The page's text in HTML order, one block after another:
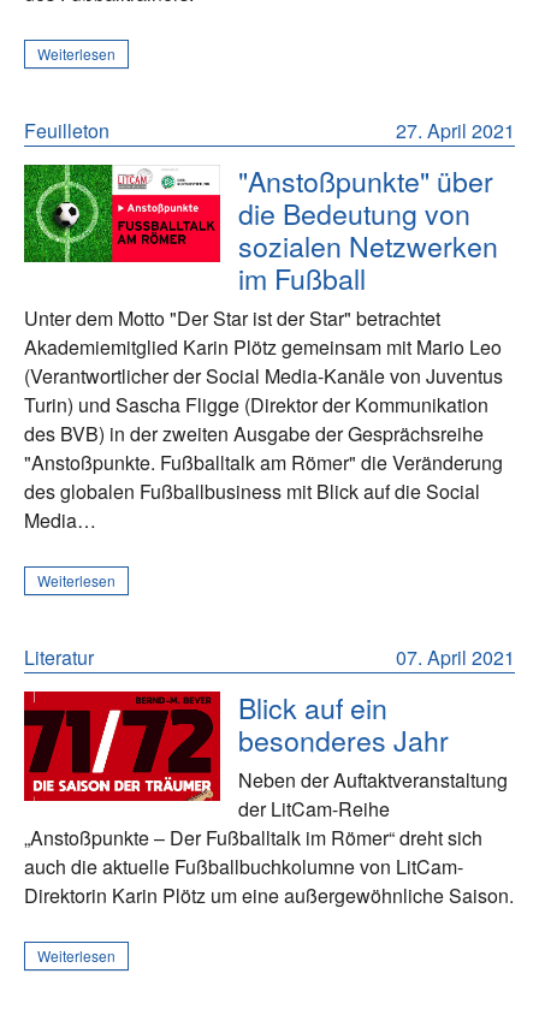
Weiterlesen
27. April 2021
Feuilleton
"Anstoßpunkte" über
die Bedeutung von
sozialen Netzwerken
im Fußball
Unter dem Motto "Der Star ist der Star" betrachtet
Akademiemitglied Karin Plötz gemeinsam mit Mario Leo
(Verantwortlicher der Social Media-Kanäle von Juventus
Turin) und Sascha Fligge (Direktor der Kommunikation
des BVB) in der zweiten Ausgabe der Gesprächsreihe
"Anstoßpunkte. Fußballtalk am Römer" die Veränderung
des globalen Fußballbusiness mit Blick auf die Social
Media…
Weiterlesen
07. April 2021
Literatur
Blick auf ein
besonderes Jahr
Neben der Auftaktveranstaltung
der LitCam-Reihe
„Anstoßpunkte – Der Fußballtalk im Römer“ dreht sich
auch die aktuelle Fußballbuchkolumne von LitCam-
Direktorin Karin Plötz um eine außergewöhnliche Saison.
Weiterlesen